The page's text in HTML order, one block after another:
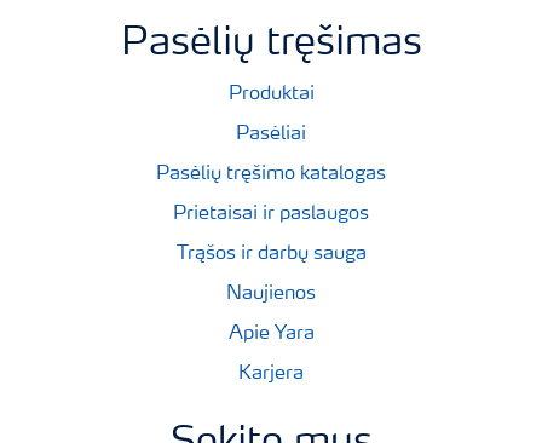
Pasėlių tręšimas
Produktai
Pasėliai
Pasėlių tręšimo katalogas
Prietaisai ir paslaugos
Trąšos ir darbų sauga
Naujienos
Apie Yara
Karjera